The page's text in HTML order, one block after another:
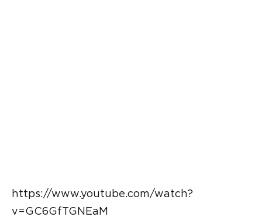
https://www.youtube.com/watch?
v=GC6GfTGNEaM